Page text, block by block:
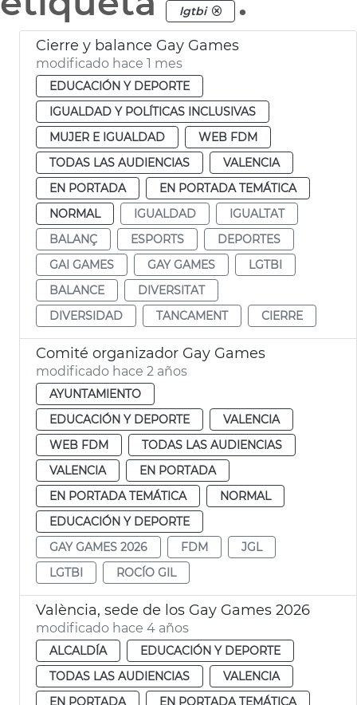
lgtbi
Cierre y balance Gay Games
modificado hace 1 mes
EDUCACIÓN Y DEPORTE
IGUALDAD Y POLÍTICAS INCLUSIVAS
MUJER E IGUALDAD
WEB FDM
TODAS LAS AUDIENCIAS
VALENCIA
EN PORTADA
EN PORTADA TEMÁTICA
NORMAL
IGUALDAD
IGUALTAT
BALANÇ
ESPORTS
DEPORTES
GAI GAMES
GAY GAMES
LGTBI
BALANCE
DIVERSITAT
DIVERSIDAD
TANCAMENT CIERRE
Comité organizador Gay Games
modificado hace 2 años
AYUNTAMIENTO
EDUCACIÓN Y DEPORTE
VALENCIA
WEB FDM
TODAS LAS AUDIENCIAS
VALENCIA
EN PORTADA
EN PORTADA TEMÁTICA
NORMAL
EDUCACIÓN Y DEPORTE
GAY GAMES 2026
FDM
JGL
LGTBI
ROCÍO GIL
València, sede de los Gay Games 2026
modificado hace 4 años
ALCALDÍA
EDUCACIÓN Y DEPORTE
TODAS LAS AUDIENCIAS
VALENCIA
EN PORTADA
EN PORTADA TEMÁTICA